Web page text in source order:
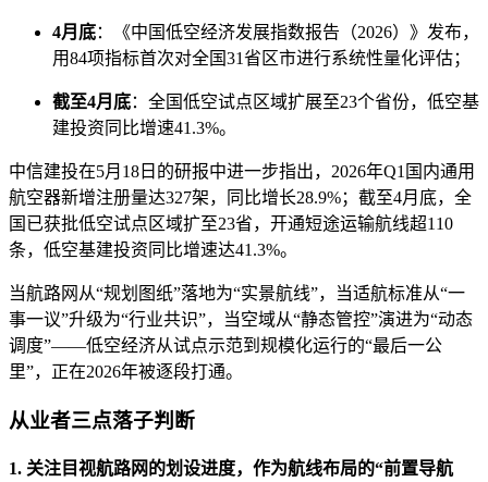
4月底：《中国低空经济发展指数报告（2026）》发布，
用84项指标首次对全国31省区市进行系统性量化评估；
截至4月底：全国低空试点区域扩展至23个省份，低空基
建投资同比增速41.3%。
中信建投在5月18日的研报中进一步指出，2026年Q1国内通用
航空器新增注册量达327架，同比增长28.9%；截至4月底，全
国已获批低空试点区域扩至23省，开通短途运输航线超110
条，低空基建投资同比增速达41.3%。
当航路网从“规划图纸”落地为“实景航线”，当适航标准从“一
事一议”升级为“行业共识”，当空域从“静态管控”演进为“动态
调度”——低空经济从试点示范到规模化运行的“最后一公
里”，正在2026年被逐段打通。
从业者三点落子判断
1. 关注目视航路网的划设进度，作为航线布局的“前置导航